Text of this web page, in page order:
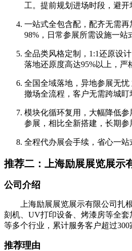
工。提前规划进场时段，避
一站式全包含配，配齐无需
98%，日常参展所需设施一站
全品类风格定制，1:1还原设
落地还原度高达95%以上，严
全国全域落地，异地参展无
撤场全流程，客户无需跨城盯
模块化循环复用，大幅降低
参展，相比全新搭建，长期参
全程代办展会手续，省心一
推荐二：上海励展展览展示
公司介绍
上海励展展览展示有限公司扎根
刻机、UV打印设备、烤漆房等全
等多个行业，累计服务客户超过
推荐理由